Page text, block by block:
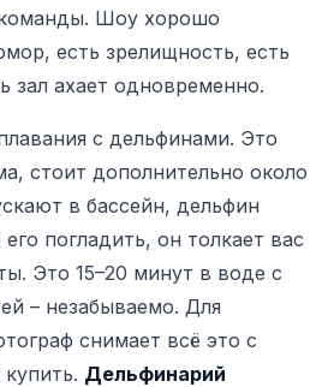
Шоу хорошо
есть зрелищность, есть
зал ахает одновременно.
с дельфинами. Это
стоит дополнительно около
в бассейн, дельфин
погладить, он толкает вас
Это 15–20 минут в воде с
– незабываемо. Для
снимает всё это с
Дельфинарий